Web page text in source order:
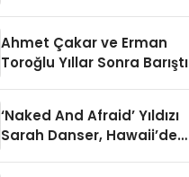
Ahmet Çakar ve Erman
Toroğlu Yıllar Sonra Barıştı
‘Naked And Afraid’ Yıldızı
Sarah Danser, Hawaii’de